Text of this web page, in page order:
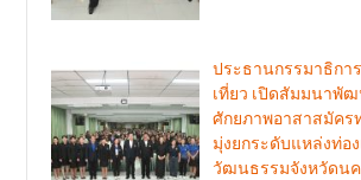
ประธานกรรมาธิกา
เที่ยว เปิดสัมมนาพั
ศักยภาพอาสาสมัคร
มุ่งยกระดับแหล่งท่อง
วัฒนธรรมจังหวัดน